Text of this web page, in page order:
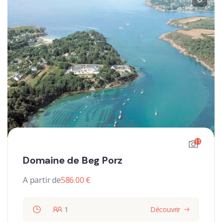
11
Domaine de Beg Porz
A partir de586.00 €
1 Découvrir